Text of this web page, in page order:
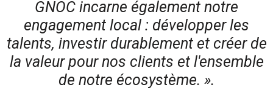
GNOC incarne également notre
engagement local : développer les
talents, investir durablement et créer de
la valeur pour nos clients et l'ensemble
de notre écosystème. ».